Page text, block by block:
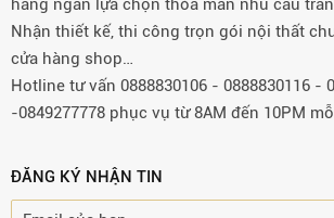
hàng ngàn lựa chọn thỏa mãn nhu cầu
Nhận thiết kế, thi công trọn gói nội thất
cửa hàng shop…
Hotline tư vấn 0888830106 - 0888830116 -
-0849277778 phục vụ từ 8AM đến 10PM
ĐĂNG KÝ NHẬN TIN